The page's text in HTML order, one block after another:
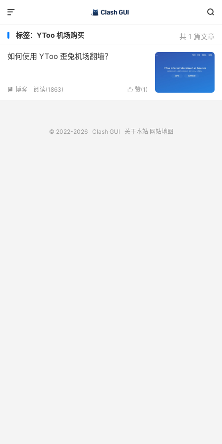


共 1 篇文章
标签：YToo 机场购买
如何使用 YToo 歪兔机场翻墙？
 赞(1 )
 博客 阅读(1863)
© 2022-2026 Clash GUI 关于本站 网站地图